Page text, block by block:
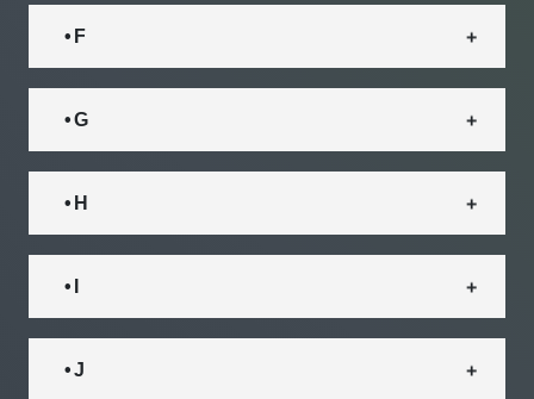
• F
• G
• H
• I
• J